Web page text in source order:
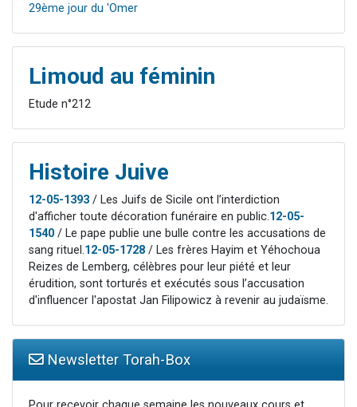
29ème jour du 'Omer
Limoud au féminin
Etude n°212
Histoire Juive
12-05-1393 / Les Juifs de Sicile ont l’interdiction
d'afficher toute décoration funéraire en public.12-05-
1540 / Le pape publie une bulle contre les accusations de
sang rituel.12-05-1728 / Les frères Hayim et Yéhochoua
Reizes de Lemberg, célèbres pour leur piété et leur
érudition, sont torturés et exécutés sous l’accusation
d'influencer l'apostat Jan Filipowicz à revenir au judaïsme.
Newsletter Torah-Box